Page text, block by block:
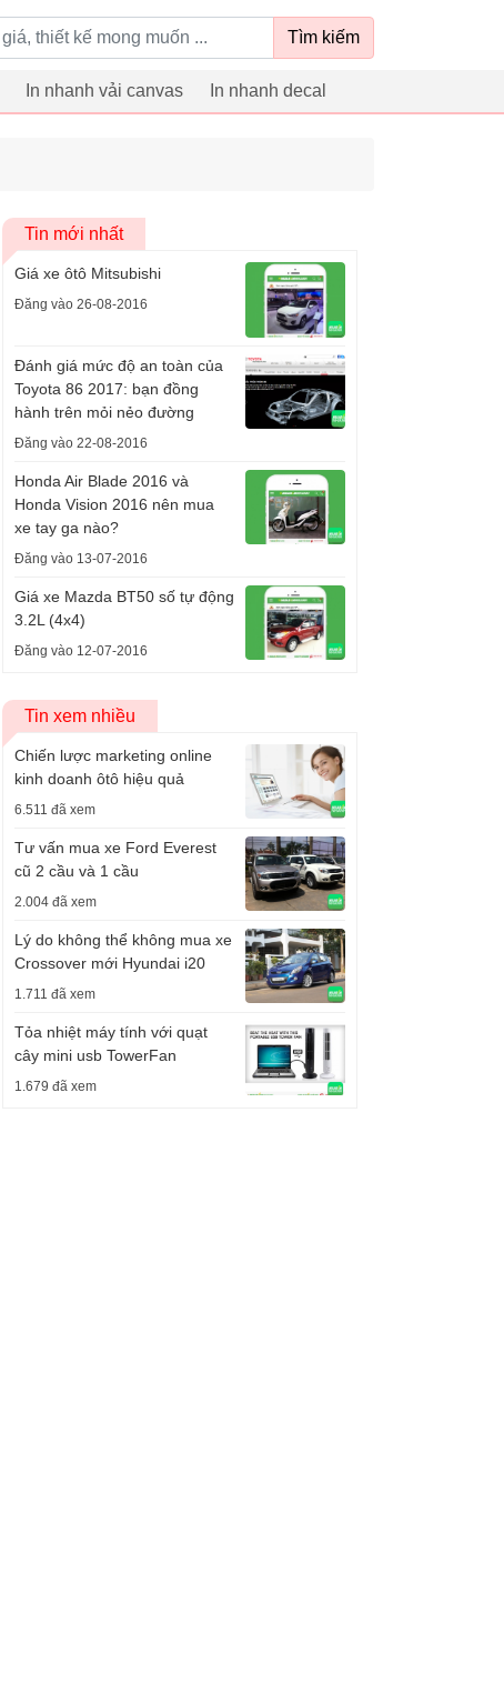
Tìm kiếm
In nhanh vải canvas In nhanh decal
Tin mới nhất
Giá xe ôtô Mitsubishi
Đăng vào 26-08-2016
Đánh giá mức độ an toàn của
Toyota 86 2017: bạn đồng
hành trên mỏi nẻo đường
Đăng vào 22-08-2016
Honda Air Blade 2016 và
Honda Vision 2016 nên mua
xe tay ga nào?
Đăng vào 13-07-2016
Giá xe Mazda BT50 số tự động
3.2L (4x4)
Đăng vào 12-07-2016
Tin xem nhiều
Chiến lược marketing online
kinh doanh ôtô hiệu quả
6.511 đã xem
Tư vấn mua xe Ford Everest
cũ 2 cầu và 1 cầu
2.004 đã xem
Lý do không thể không mua xe
Crossover mới Hyundai i20
1.711 đã xem
Tỏa nhiệt máy tính với quạt
cây mini usb TowerFan
1.679 đã xem